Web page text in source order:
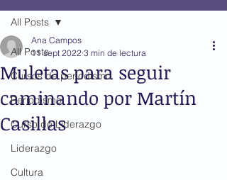
All Posts
Cursos de periodismo
Periodismo
Curso de Liderazgo
Liderazgo
Cultura
All Posts
Muletas para seguir
caminando por Martín
Casillas
Ana Campos
11 sept 2022 3 min de lectura